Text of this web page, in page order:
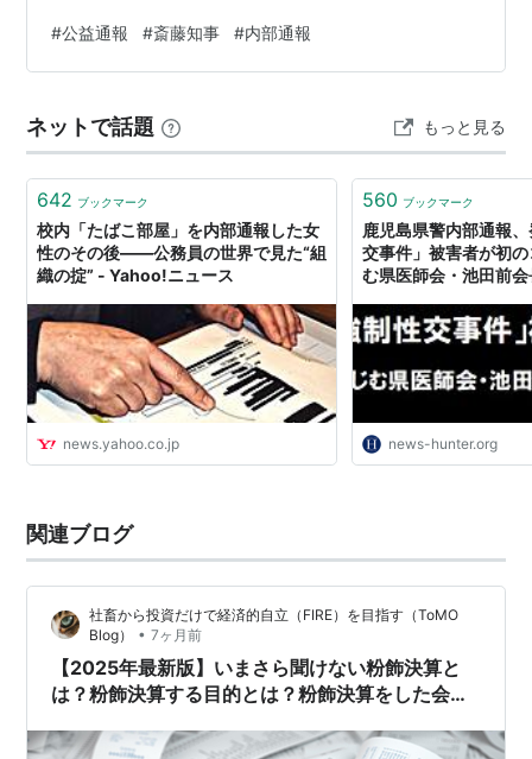
た」と言い続けながら内規だけを書き換えた自治体もあ
る。 「制度を整えた」と「制度が機能する」は、実は別
になぜ守られなかったか 公益通報とは何か、普通の内部
告発と何が違うのか 47都道府県アンケートで分かった
「見直した17%…
#公益通報 #斎藤知事 #内部通報
ネットで話題 もっと見る
642 ブックマーク
校内「たばこ部屋」を内部通報した女
性のその後――公務員の世界で見た“組
織の掟” - Yahoo!ニュース
news.yahoo.co.jp
560 ブックマーク
鹿児島県警内部通報
交事件」被害者が初
む県医師会・池田前
news-hunter.org
関連ブログ
社畜から投資だけで経済的自立（FIRE）を目指す（ToMO
Blog）
• 7ヶ月前
【2025年最新版】いまさら聞けない粉飾決算と
は？粉飾決算する目的とは？粉飾決算をした会社
空売上 循環取引 上場廃止 内部通報～